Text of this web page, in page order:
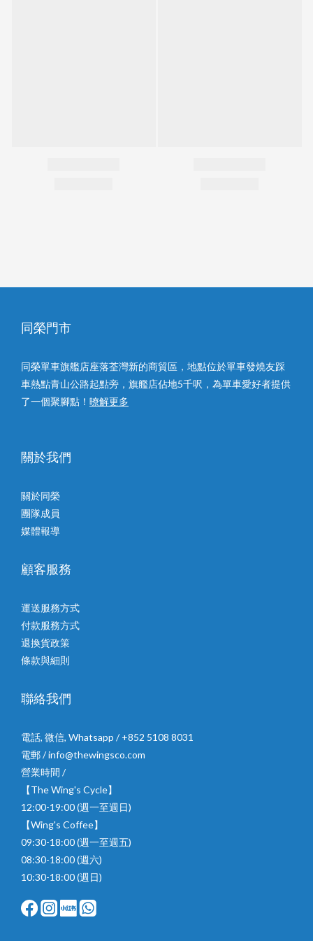
同榮門市
同榮單車旗艦店座落荃灣新的商貿區，地點位於單車發燒友踩
車熱點青山公路起點旁，旗艦店佔地5千呎，為單車愛好者提供
了一個聚腳點！ 暸解更多
關於我們
關於同榮
團隊成員
媒體報導
顧客服務
運送服務方式
付款服務方式
退換貨政策
條款與細則
聯絡我們
電話, 微信, Whatsapp / +852 5108 8031
電郵 / info@thewingsco.com
營業時間 /
【The Wing's Cycle】
12:00-19:00 (週一至週日)
【Wing's Coffee】
09:30-18:00 (週一至週五)
08:30-18:00 (週六)
10:30-18:00 (週日)